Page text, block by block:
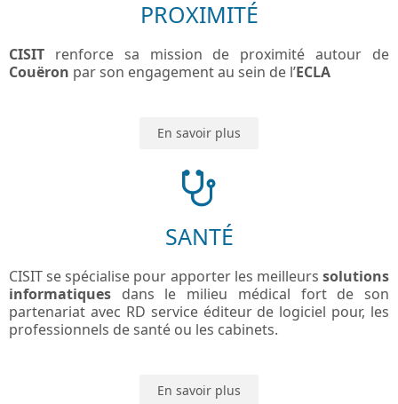
PROXIMITÉ
CISIT renforce sa mission de proximité autour de
Couëron par son engagement au sein de l’ECLA
En savoir plus
SANTÉ
CISIT se spécialise pour apporter les meilleurs solutions
informatiques dans le milieu médical fort de son
partenariat avec RD service éditeur de logiciel pour, les
professionnels de santé ou les cabinets.
En savoir plus